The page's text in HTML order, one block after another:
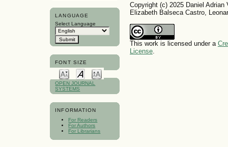
LANGUAGE
Select Language
FONT SIZE
OPEN JOURNAL
SYSTEMS
INFORMATION
For Readers
For Authors
For Librarians
Copyright (c) 2025 Daniel
Elizabeth Balseca Castro,
This work is licensed under a
License.